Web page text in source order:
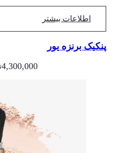
اطلاعات بیشتر
پنکیک برنزه یور
4,300,000